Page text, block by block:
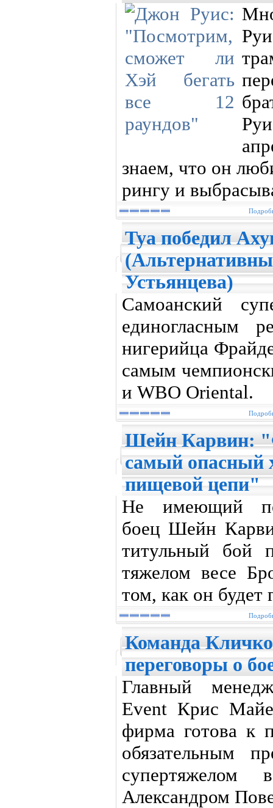
знаем, что он
рингу и
Туа победил
Устьянцева)
Самоанский
единогласным
нигерийца
самым
и WBO Oriental.
Шейн Карвин:
самый опасный
пищевой цепи"
Не имеющий
боец Шейн
титульный бой
тяжелом весе
том, как он будет
Команда
переговоры о
Главный
Event Крис
фирма готова к
обязательным
супертяжелом
Александром